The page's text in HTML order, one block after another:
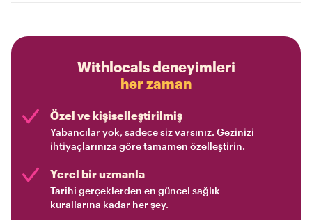
Withlocals deneyimleri
her zaman
Özel ve kişiselleştirilmiş
Yabancılar yok, sadece siz varsınız. Gezinizi
ihtiyaçlarınıza göre tamamen özelleştirin.
Yerel bir uzmanla
Tarihi gerçeklerden en güncel sağlık
kurallarına kadar her şey.